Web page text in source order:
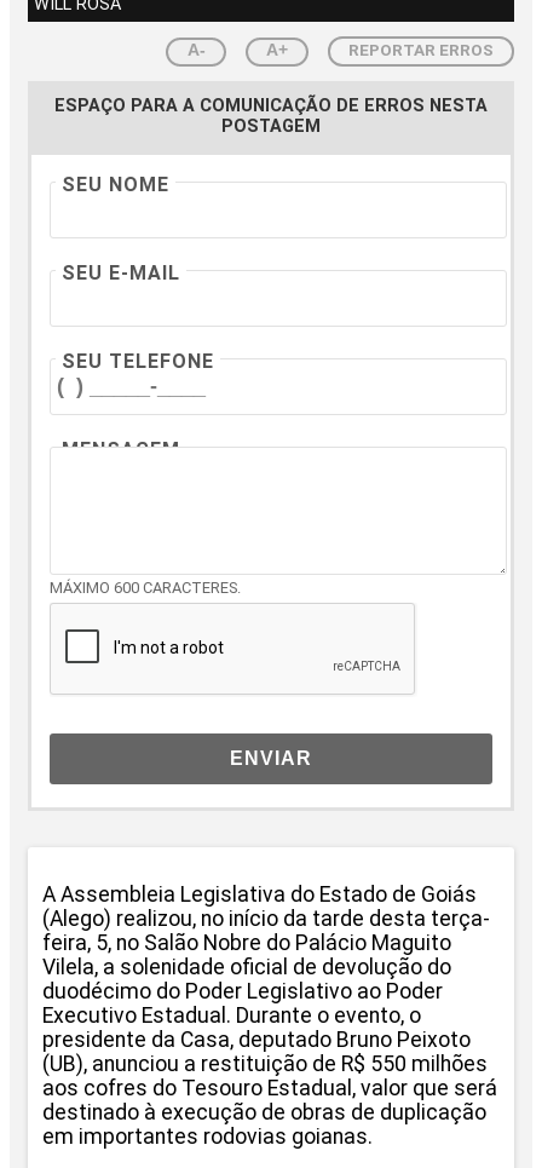
A- A+ REPORTAR ERROS
ESPAÇO PARA A COMUNICAÇÃO DE ERROS NESTA
POSTAGEM
SEU NOME
SEU E-MAIL
SEU TELEFONE
MENSAGEM
MÁXIMO 600 CARACTERES.
ENVIAR
A Assembleia Legislativa do Estado de Goiás
(Alego) realizou, no início da tarde desta terça-
feira, 5, no Salão Nobre do Palácio Maguito
Vilela, a solenidade oficial de devolução do
duodécimo do Poder Legislativo ao Poder
Executivo Estadual. Durante o evento, o
presidente da Casa, deputado Bruno Peixoto
(UB), anunciou a restituição de R$ 550 milhões
aos cofres do Tesouro Estadual, valor que será
destinado à execução de obras de duplicação
em importantes rodovias goianas.